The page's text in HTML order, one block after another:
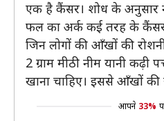
एक है कैंसर। शोध के अनुसार
फल का अर्क कई तरह के
जिन लोगों की आँखों की
2 ग्राम मीठी नीम यानी कढ़ी
खाना चाहिए। इससे आँखों की
आपने 33%